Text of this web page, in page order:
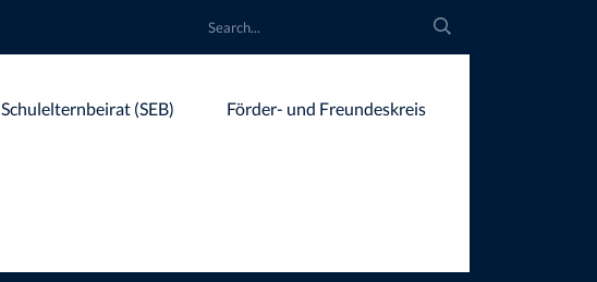
Schulelternbeirat (SEB) Förder- und Freundeskreis